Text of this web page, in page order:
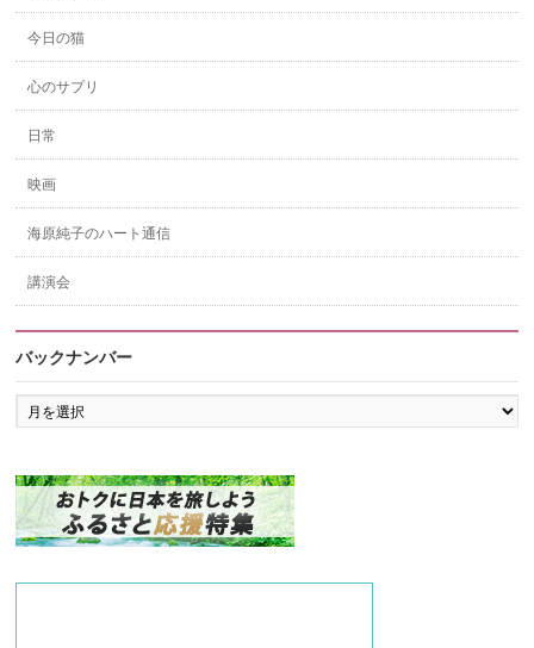
今日の猫
心のサプリ
日常
映画
海原純子のハート通信
講演会
バックナンバー
バ
ッ
ン
バ
ー